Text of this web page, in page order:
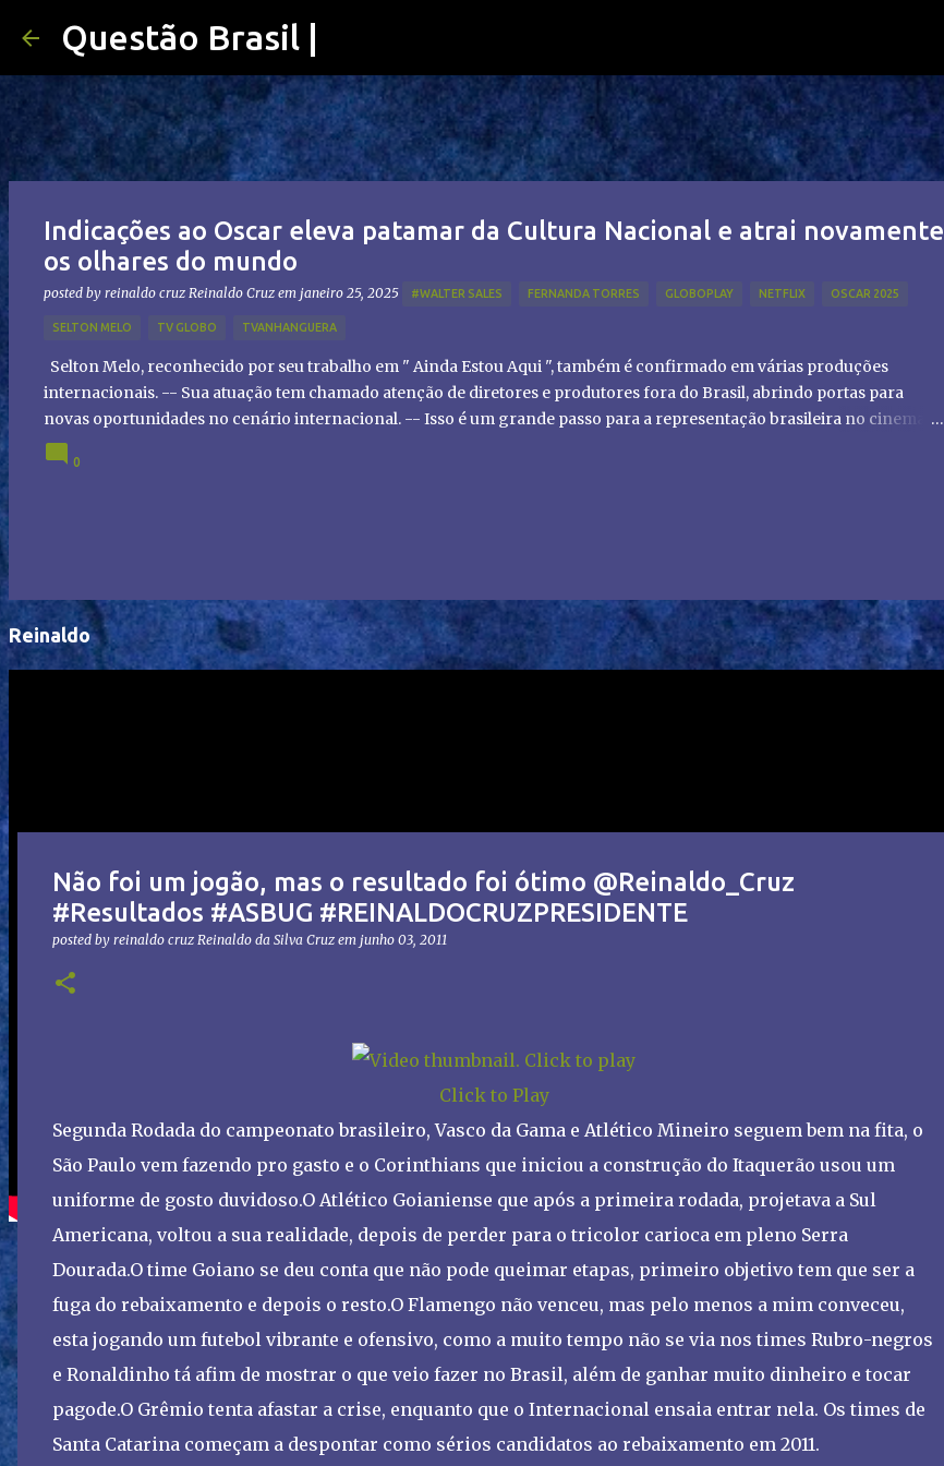
Questão Brasil |
Indicações ao Oscar eleva patamar da Cultura Nacional e atrai novamente
os olhares do mundo
posted by reinaldo cruz Reinaldo Cruz em janeiro 25, 2025 #WALTER SALES FERNANDA TORRES GLOBOPLAY NETFLIX OSCAR 2025
SELTON MELO TV GLOBO TVANHANGUERA
Selton Melo, reconhecido por seu trabalho em " Ainda Estou Aqui ", também é confirmado em várias produções
internacionais. -- Sua atuação tem chamado atenção de diretores e produtores fora do Brasil, abrindo portas para
novas oportunidades no cenário internacional. -- Isso é um grande passo para a representação brasileira no cinema
global!
0
Reinaldo
Não foi um jogão, mas o resultado foi ótimo @Reinaldo_Cruz
#Resultados #ASBUG #REINALDOCRUZPRESIDENTE
posted by reinaldo cruz Reinaldo da Silva Cruz em junho 03, 2011
Click to Play
Segunda Rodada do campeonato brasileiro, Vasco da Gama e Atlético Mineiro seguem bem na fita, o
São Paulo vem fazendo pro gasto e o Corinthians que iniciou a construção do Itaquerão usou um
uniforme de gosto duvidoso.O Atlético Goianiense que após a primeira rodada, projetava a Sul
Americana, voltou a sua realidade, depois de perder para o tricolor carioca em pleno Serra
Dourada.O time Goiano se deu conta que não pode queimar etapas, primeiro objetivo tem que ser a
fuga do rebaixamento e depois o resto.O Flamengo não venceu, mas pelo menos a mim conveceu,
esta jogando um futebol vibrante e ofensivo, como a muito tempo não se via nos times Rubro-negros
e Ronaldinho tá afim de mostrar o que veio fazer no Brasil, além de ganhar muito dinheiro e tocar
pagode.O Grêmio tenta afastar a crise, enquanto que o Internacional ensaia entrar nela. Os times de
Santa Catarina começam a despontar como sérios candidatos ao rebaixamento em 2011.